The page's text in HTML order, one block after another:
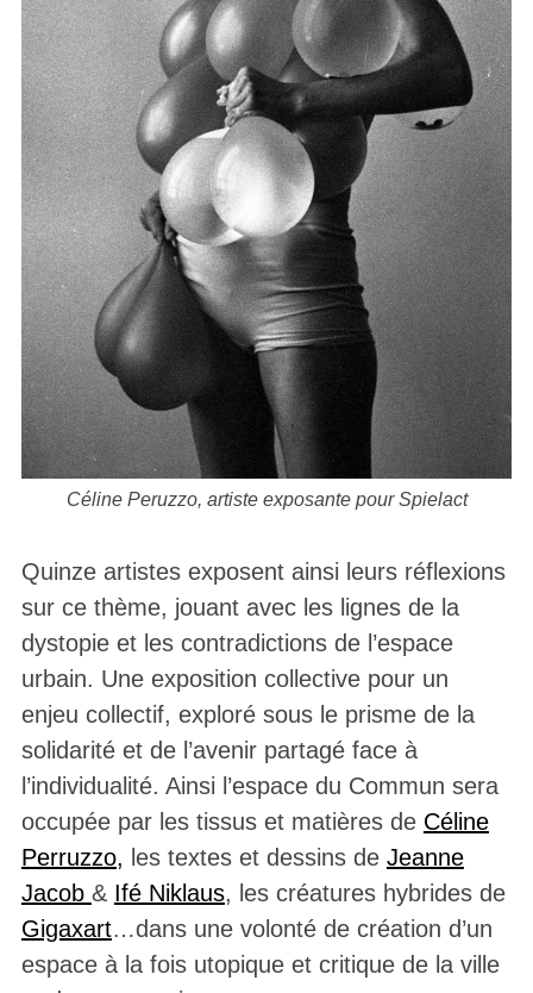
Céline Peruzzo, artiste exposante pour Spielact
Quinze artistes exposent ainsi leurs réflexions
sur ce thème, jouant avec les lignes de la
dystopie et les contradictions de l’espace
urbain. Une exposition collective pour un
enjeu collectif, exploré sous le prisme de la
solidarité et de l’avenir partagé face à
l’individualité. Ainsi l’espace du Commun sera
occupée par les tissus et matières de Céline
Perruzzo, les textes et dessins de Jeanne
Jacob & Ifé Niklaus, les créatures hybrides de
Gigaxart…dans une volonté de création d’un
espace à la fois utopique et critique de la ville